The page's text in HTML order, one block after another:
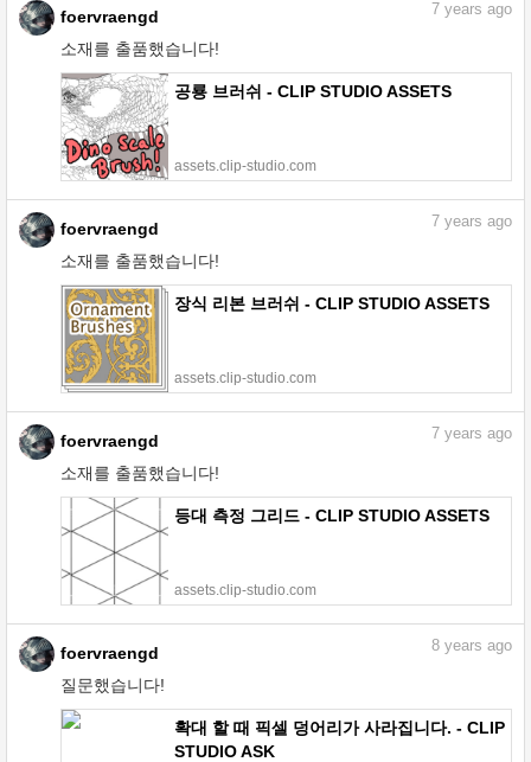
foervraengd
소재를 출품했습니다!
7 years ago
공룡 브러쉬 - CLIP STUDIO ASSETS
assets.clip-studio.com
foervraengd
소재를 출품했습니다!
7 years ago
장식 리본 브러쉬 - CLIP STUDIO ASSETS
assets.clip-studio.com
foervraengd
소재를 출품했습니다!
7 years ago
등대 측정 그리드 - CLIP STUDIO ASSETS
assets.clip-studio.com
foervraengd
질문했습니다!
8 years ago
확대 할 때 픽셀 덩어리가 사라집니다. - CLIP
STUDIO ASK